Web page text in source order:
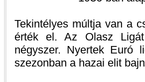
Tekintélyes múltja van a
érték el. Az Olasz
négyszer. Nyertek Euró
szezonban a hazai elit